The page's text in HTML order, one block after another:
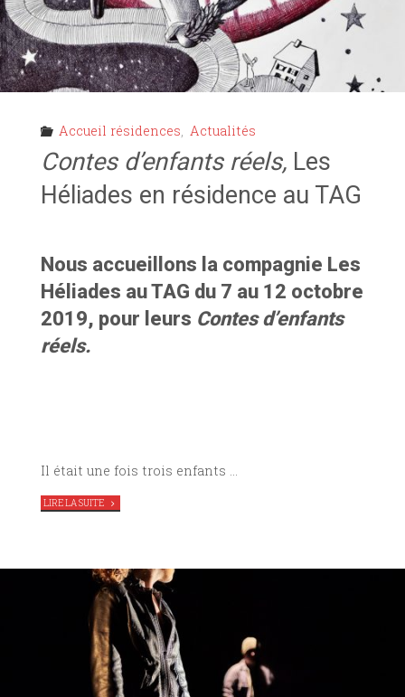
Accueil résidences Actualités
Contes d’enfants réels,Les
Héliades en résidence au TAG
Nous accueillons la compagnie Les
Héliades au TAG du 7 au 12 octobre
2019, pour leurs Contes d’enfants
réels.
Il était une fois trois enfants …
LIRE LA SUITE"
CONTES
D’ENFANTS
RÉSIDENCE
AU
TAG"